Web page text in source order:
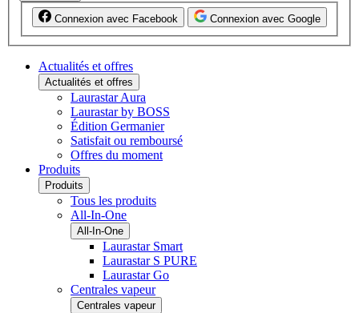
Connexion avec Facebook Connexion avec Google
Actualités et offres
Actualités et offres
Laurastar Aura
Laurastar by BOSS
Édition Germanier
Satisfait ou remboursé
Offres du moment
Produits
Produits
Tous les produits
All-In-One
All-In-One
Laurastar Smart
Laurastar S PURE
Laurastar Go
Centrales vapeur
Centrales vapeur